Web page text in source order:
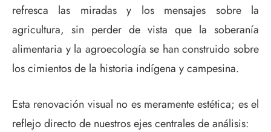
refresca las miradas y los mensajes sobre la
agricultura, sin perder de vista que la soberanía
alimentaria y la agroecología se han construido sobre
los cimientos de la historia indígena y campesina.
Esta renovación visual no es meramente estética; es el
reflejo directo de nuestros ejes centrales de análisis: